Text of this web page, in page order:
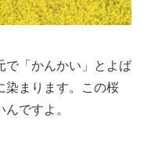
で「かんかい」とよば
染まります。この桜
ですよ。